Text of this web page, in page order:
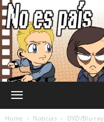
Home Noticias DVD/Blu-ray